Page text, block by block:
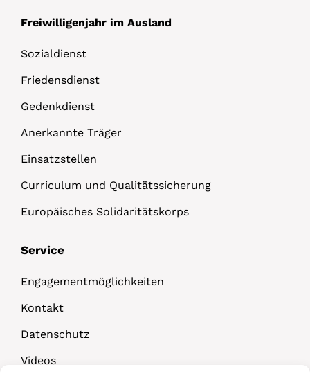
Freiwilligenjahr im Ausland
Sozialdienst
Friedensdienst
Gedenkdienst
Anerkannte Träger
Einsatzstellen
Curriculum und Qualitätssicherung
Europäisches Solidaritätskorps
Service
Engagementmöglichkeiten
Kontakt
Datenschutz
Videos